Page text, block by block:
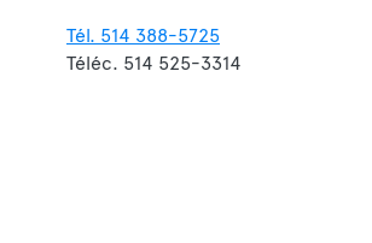
Tél. 514 388-5725
Téléc. 514 525-3314